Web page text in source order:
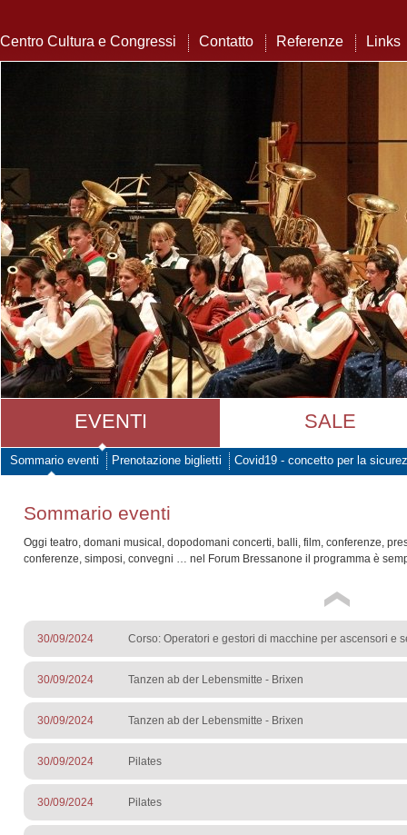
Centro Cultura e Congressi Contatto Referenze Links
EVENTI SALE
Sommario eventi Prenotazione biglietti Covid19 - concetto per la
Sommario eventi
Oggi teatro, domani musical, dopodomani concerti, balli, film, conferenze,
conferenze, simposi, convegni … nel Forum Bressanone il programma è
30/09/2024 Corso: Operatori e gestori di macchine per ascensori e
30/09/2024 Tanzen ab der Lebensmitte - Brixen
30/09/2024 Tanzen ab der Lebensmitte - Brixen
30/09/2024 Pilates
30/09/2024 Pilates